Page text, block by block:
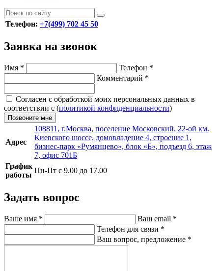
Телефон: +7(499) 702 45 50
Заявка на звонок
Имя * Телефон *
Комментарий *
Согласен с обработкой моих персональных данных в
соответствии с (политикой конфиденциальности)
Позвоните мне
Адрес
108811, г.Москва, поселение Московский, 22-ой км.
Киевского шоссе, домовладение 4, строение 1,
бизнес-парк «Румянцево», блок «Б», подъезд 6, этаж
7, офис 701Б
График
работы
Пн-Пт с 9.00 до 17.00
Задать вопрос
Ваше имя * Ваш email *
Телефон для связи *
Ваш вопрос, предложение *